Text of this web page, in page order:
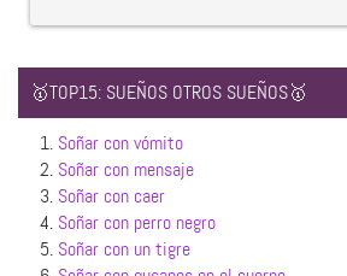
🥇TOP15: SUEÑOS OTROS SUEÑOS🥇
1. Soñar con vómito
2. Soñar con mensaje
3. Soñar con caer
4. Soñar con perro negro
5. Soñar con un tigre